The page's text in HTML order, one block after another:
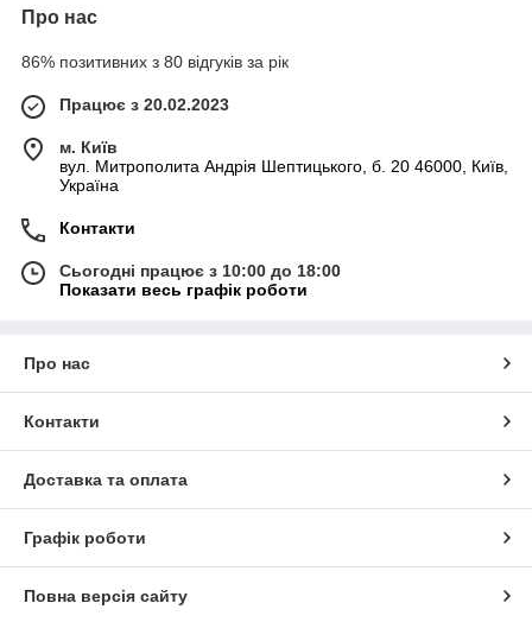
Про нас
86% позитивних з 80 відгуків за рік
Працює з 20.02.2023
м. Київ
вул. Митрополита Андрія Шептицького, б. 20 46000, Київ,
Україна
Контакти
Сьогодні працює з 10:00 до 18:00
Показати весь графік роботи
Про нас
Контакти
Доставка та оплата
Графік роботи
Повна версія сайту